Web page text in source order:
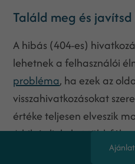
Találd meg és
A hibás (404-es)
lehetnek a felhasználói
probléma, ha ezek az
visszahivatkozásokat
értéke teljesen elveszik
A hibás linkeket többféle
Google Search Console